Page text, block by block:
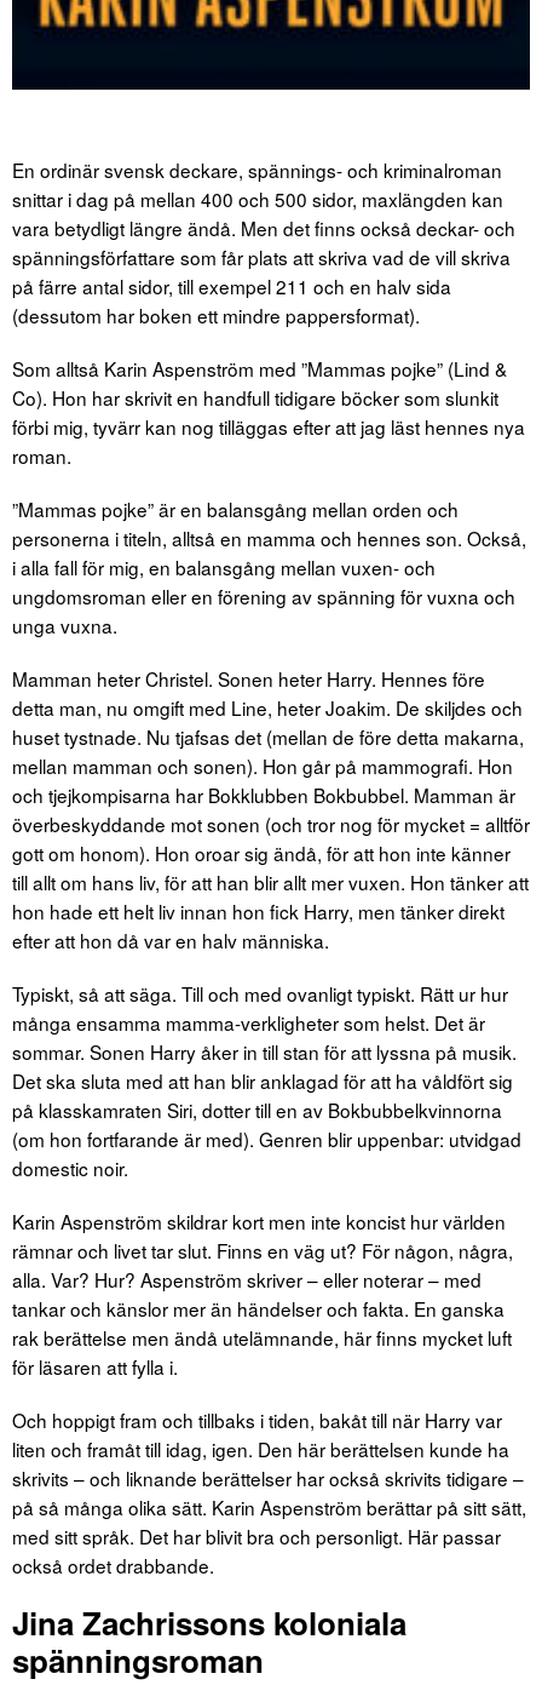
En ordinär svensk deckare, spännings- och kriminalroman
snittar i dag på mellan 400 och 500 sidor, maxlängden kan
vara betydligt längre ändå. Men det finns också deckar- och
spänningsförfattare som får plats att skriva vad de vill skriva
på färre antal sidor, till exempel 211 och en halv sida
(dessutom har boken ett mindre pappersformat).
Som alltså Karin Aspenström med ”Mammas pojke” (Lind &
Co). Hon har skrivit en handfull tidigare böcker som slunkit
förbi mig, tyvärr kan nog tilläggas efter att jag läst hennes nya
roman.
”Mammas pojke” är en balansgång mellan orden och
personerna i titeln, alltså en mamma och hennes son. Också,
i alla fall för mig, en balansgång mellan vuxen- och
ungdomsroman eller en förening av spänning för vuxna och
unga vuxna.
Mamman heter Christel. Sonen heter Harry. Hennes före
detta man, nu omgift med Line, heter Joakim. De skiljdes och
huset tystnade. Nu tjafsas det (mellan de före detta makarna,
mellan mamman och sonen). Hon går på mammografi. Hon
och tjejkompisarna har Bokklubben Bokbubbel. Mamman är
överbeskyddande mot sonen (och tror nog för mycket = alltför
gott om honom). Hon oroar sig ändå, för att hon inte känner
till allt om hans liv, för att han blir allt mer vuxen. Hon tänker att
hon hade ett helt liv innan hon fick Harry, men tänker direkt
efter att hon då var en halv människa.
Typiskt, så att säga. Till och med ovanligt typiskt. Rätt ur hur
många ensamma mamma-verkligheter som helst. Det är
sommar. Sonen Harry åker in till stan för att lyssna på musik.
Det ska sluta med att han blir anklagad för att ha våldfört sig
på klasskamraten Siri, dotter till en av Bokbubbelkvinnorna
(om hon fortfarande är med). Genren blir uppenbar: utvidgad
domestic noir.
Karin Aspenström skildrar kort men inte koncist hur världen
rämnar och livet tar slut. Finns en väg ut? För någon, några,
alla. Var? Hur? Aspenström skriver – eller noterar – med
tankar och känslor mer än händelser och fakta. En ganska
rak berättelse men ändå utelämnande, här finns mycket luft
för läsaren att fylla i.
Och hoppigt fram och tillbaks i tiden, bakåt till när Harry var
liten och framåt till idag, igen. Den här berättelsen kunde ha
skrivits – och liknande berättelser har också skrivits tidigare –
på så många olika sätt. Karin Aspenström berättar på sitt sätt,
med sitt språk. Det har blivit bra och personligt. Här passar
också ordet drabbande.
Jina Zachrissons koloniala
spänningsroman